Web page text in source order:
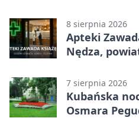
8 sierpnia 2026
Apteki
Nędza,
7 sierpnia 2026
Kubańska
Osmara